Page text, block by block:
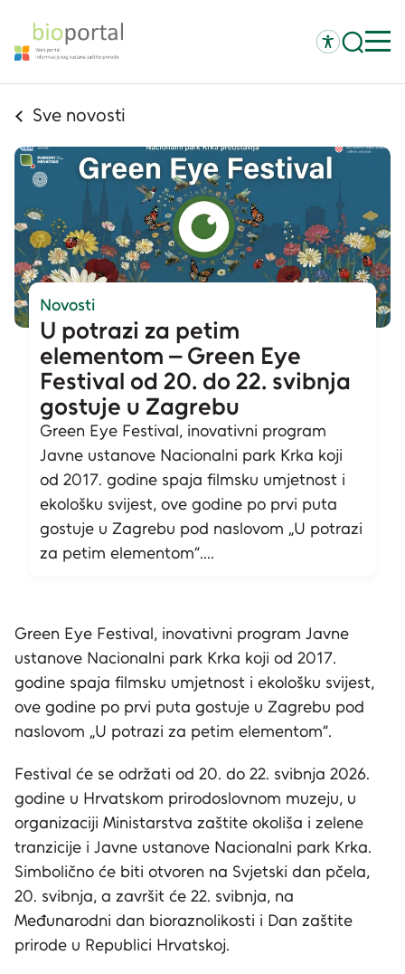
Sve novosti
Novosti
U potrazi za petim
elementom – Green Eye
Festival od 20. do 22. svibnja
gostuje u Zagrebu
Green Eye Festival, inovativni program
Javne ustanove Nacionalni park Krka koji
od 2017. godine spaja filmsku umjetnost i
ekološku svijest, ove godine po prvi puta
gostuje u Zagrebu pod naslovom „U potrazi
za petim elementom“....
Green Eye Festival, inovativni program Javne
ustanove Nacionalni park Krka koji od 2017.
godine spaja filmsku umjetnost i ekološku svijest,
ove godine po prvi puta gostuje u Zagrebu pod
naslovom „U potrazi za petim elementom“.
Festival će se održati od 20. do 22. svibnja 2026.
godine u Hrvatskom prirodoslovnom muzeju, u
organizaciji Ministarstva zaštite okoliša i zelene
tranzicije i Javne ustanove Nacionalni park Krka.
Simbolično će biti otvoren na Svjetski dan pčela,
20. svibnja, a završit će 22. svibnja, na
Međunarodni dan bioraznolikosti i Dan zaštite
prirode u Republici Hrvatskoj.